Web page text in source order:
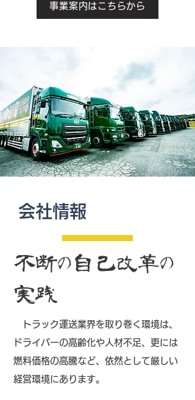
事業案内はこちらから
会社情報
不断の自己改革の
実践
トラック運送業界を取り巻く環境は、
ドライバーの高齢化や人材不足、更には
燃料価格の高騰など、依然として厳しい
経営環境にあります。